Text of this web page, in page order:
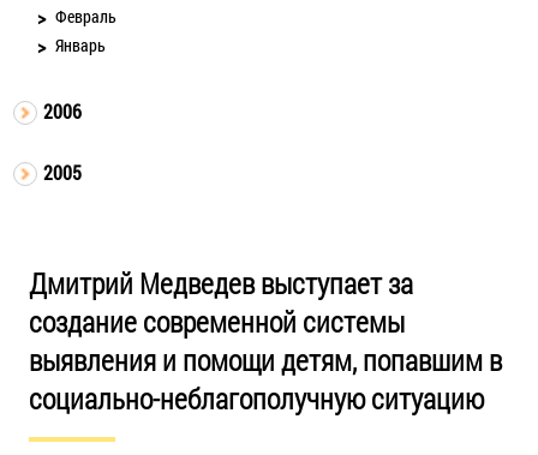
Февраль
Январь
2006
2005
Дмитрий Медведев выступает за
создание современной системы
выявления и помощи детям, попавшим в
социально-неблагополучную ситуацию